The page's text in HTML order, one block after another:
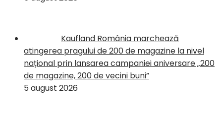
Kaufland România marchează
atingerea pragului de 200 de magazine la nivel
național prin lansarea campaniei aniversare „200
de magazine, 200 de vecini buni”
5 august 2026